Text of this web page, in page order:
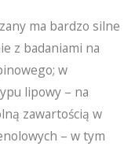
ma bardzo silne
z badaniami na
w
lipowy – na
zawartością w
– w tym